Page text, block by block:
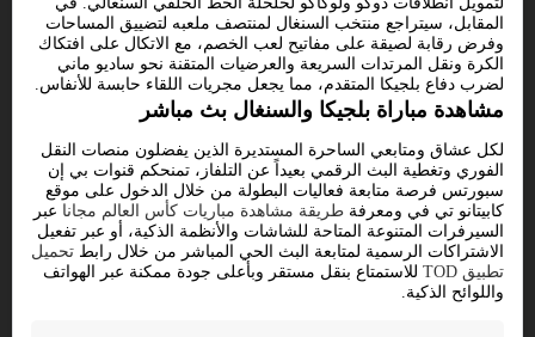
المقابل، سيتراجع منتخب السنغال لمنتصف ملعبه لتضييق المساحات
وفرض رقابة لصيقة على مفاتيح لعب الخصم، مع الاتكال على افتكاك
الكرة ونقل المرتدات السريعة والعرضيات المتقنة نحو ساديو ماني
لضرب دفاع بلجيكا المتقدم، مما يجعل مجريات اللقاء حابسة للأنفاس.
مشاهدة مباراة بلجيكا والسنغال بث مباشر
لكل عشاق ومتابعي الساحرة المستديرة الذين يفضلون منصات النقل
الفوري وتغطية البث الرقمي بعيداً عن التلفاز، تمنحكم قنوات بي إن
سبورتس فرصة متابعة فعاليات البطولة من خلال الدخول على موقع
كابيتانو تي في ومعرفة طريقة مشاهدة مباريات كأس العالم مجانا عبر
السيرفرات المتنوعة المتاحة للشاشات والأنظمة الذكية، أو عبر تفعيل
الاشتراكات الرسمية لمتابعة البث الحي المباشر من خلال رابط تحميل
تطبيق TOD
للاستمتاع بنقل مستقر وبأعلى جودة ممكنة عبر الهواتف
واللوائح الذكية.